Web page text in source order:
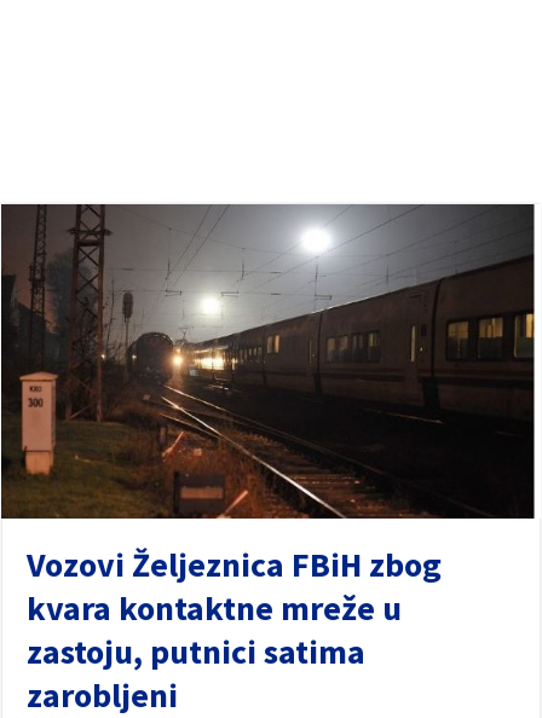
Vozovi Željeznica FBiH zbog
kvara kontaktne mreže u
zastoju, putnici satima
zarobljeni